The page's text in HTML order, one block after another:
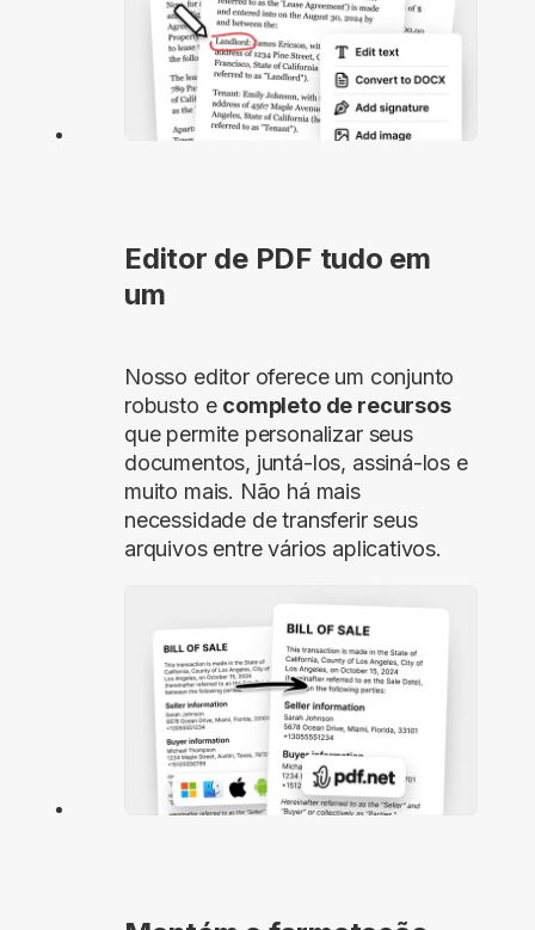
Editor de PDF tudo em
um
Nosso editor oferece um conjunto
robusto e completo de recursos
que permite personalizar seus
documentos, juntá-los, assiná-los e
muito mais. Não há mais
necessidade de transferir seus
arquivos entre vários aplicativos.